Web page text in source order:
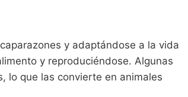
y adaptándose a la vida
y reproduciéndose. Algunas
lo que las convierte en animales